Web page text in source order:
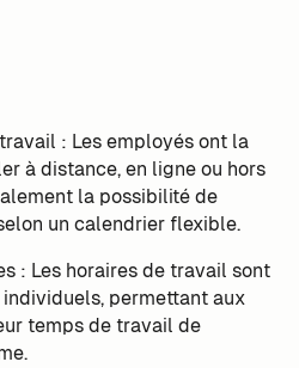
: Les employés ont la
à distance, en ligne ou hors
la possibilité de
un calendrier flexible.
: Les horaires de travail sont
permettant aux
temps de travail de